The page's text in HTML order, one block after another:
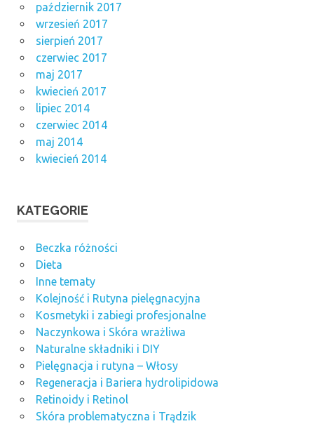
październik 2017
wrzesień 2017
sierpień 2017
czerwiec 2017
maj 2017
kwiecień 2017
lipiec 2014
czerwiec 2014
maj 2014
kwiecień 2014
KATEGORIE
Beczka różności
Dieta
Inne tematy
Kolejność i Rutyna pielęgnacyjna
Kosmetyki i zabiegi profesjonalne
Naczynkowa i Skóra wrażliwa
Naturalne składniki i DIY
Pielęgnacja i rutyna – Włosy
Regeneracja i Bariera hydrolipidowa
Retinoidy i Retinol
Skóra problematyczna i Trądzik